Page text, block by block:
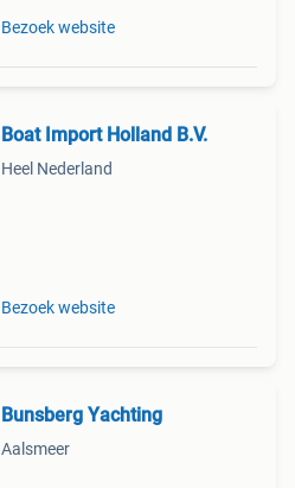
Bezoek website
Boat Import Holland B.V.
Heel Nederland
Bezoek website
Bunsberg Yachting
Aalsmeer